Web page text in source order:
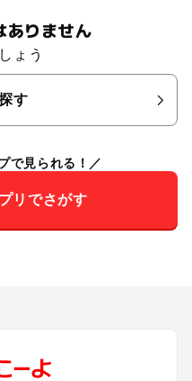
ありません
ょう
す
で見られる！
リでさがす